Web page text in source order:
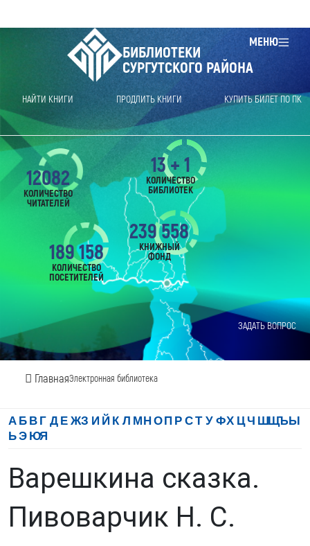
МЕНЮ
БИБЛИОТЕКИ
СУРГУТСКОГО РАЙОНА
НАЙТИ КНИГИ ПРОДЛИТЬ КНИГИ КУПИТЬ БИЛЕТ ПО ПК
ЗАДАТЬ ВОПРОС
ГлавнаяЭлектронная библиотека
12082
КОЛИЧЕСТВО
ЧИТАТЕЛЕЙ
189 158
КОЛИЧЕСТВО
ПОСЕТИТЕЛЕЙ
239 558
КНИЖНЫЙ
ФОНД
13 + 1
КОЛИЧЕСТВО
БИБЛИОТЕК
АБВГ ДЕЖЗ И Й К Л МНОП РСТ УФХ ЦЧ ШЩЪЫ
ЬЭЮЯ
Варешкина сказка.
Пивоварчик Н. С.